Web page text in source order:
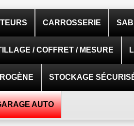
CARROSSERIE
/ COFFRET / MESURE
STOCKAGE
AUTO